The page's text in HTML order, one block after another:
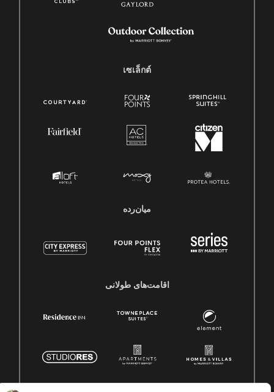
เซเล็กต์
میان‌رده
اقامت‌های طولانی